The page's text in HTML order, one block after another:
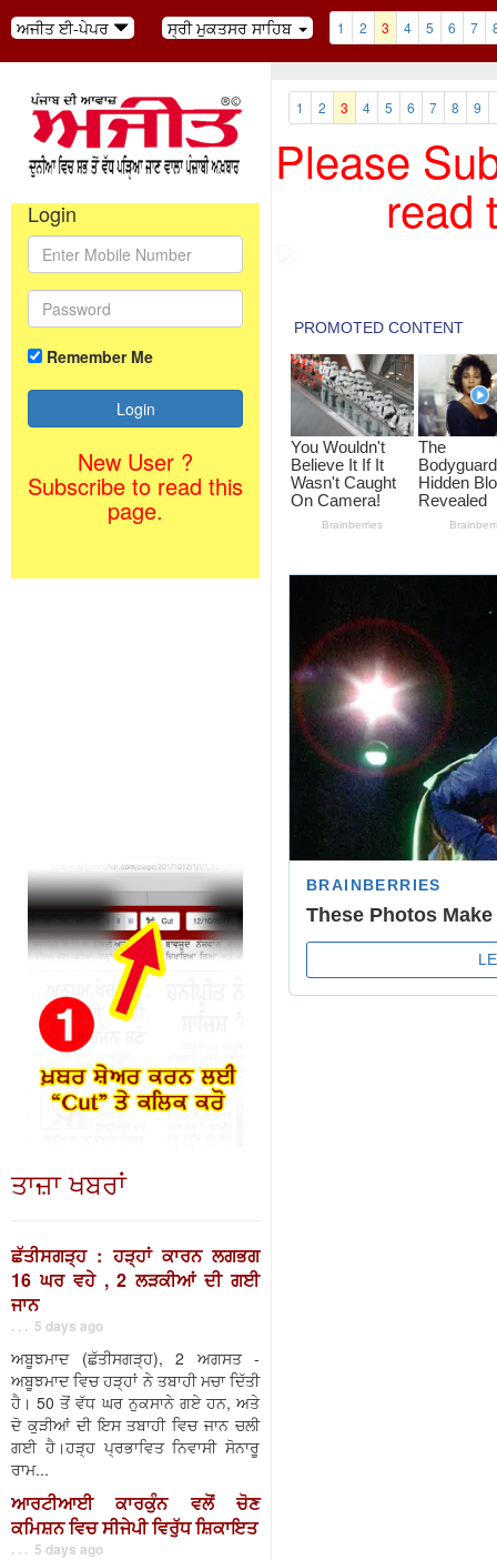
ਅਜੀਤ ਈ-ਪੇਪਰ ਸ੍ਰੀ ਮੁਕਤਸਰ ਸਾਹਿਬ 1 2 3 4 5 6 7
Login
Remember Me
New User ?
Subscribe to read this
page.
ਤਾਜ਼ਾ ਖਬਰਾਂ
ਛੱਤੀਸਗੜ੍ਹ : ਹੜ੍ਹਾਂ ਕਾਰਨ ਲਗਭਗ
16 ਘਰ ਵਹੇ , 2 ਲੜਕੀਆਂ ਦੀ ਗਈ
ਜਾਨ
. . . 5 days ago
ਅਬੂਝਮਾਦ (ਛੱਤੀਸਗੜ੍ਹ), 2 ਅਗਸਤ -
ਅਬੂਝਮਾਦ ਵਿਚ ਹੜ੍ਹਾਂ ਨੇ ਤਬਾਹੀ ਮਚਾ ਦਿੱਤੀ
ਹੈ। 50 ਤੋਂ ਵੱਧ ਘਰ ਨੁਕਸਾਨੇ ਗਏ ਹਨ, ਅਤੇ
ਦੋ ਕੁੜੀਆਂ ਦੀ ਇਸ ਤਬਾਹੀ ਵਿਚ ਜਾਨ ਚਲੀ
ਗਈ ਹੈ।ਹੜ੍ਹ ਪ੍ਰਭਾਵਿਤ ਨਿਵਾਸੀ ਸੋਨਾਰੂ
ਰਾਮ...
ਆਰਟੀਆਈ ਕਾਰਕੁੰਨ ਵਲੋਂ ਚੋਣ
ਕਮਿਸ਼ਨ ਵਿਚ ਸੀਜੇਪੀ ਵਿਰੁੱਧ ਸ਼ਿਕਾਇਤ
. . . 5 days ago
1 2 3 4 5 6 7 8 9
Please
read